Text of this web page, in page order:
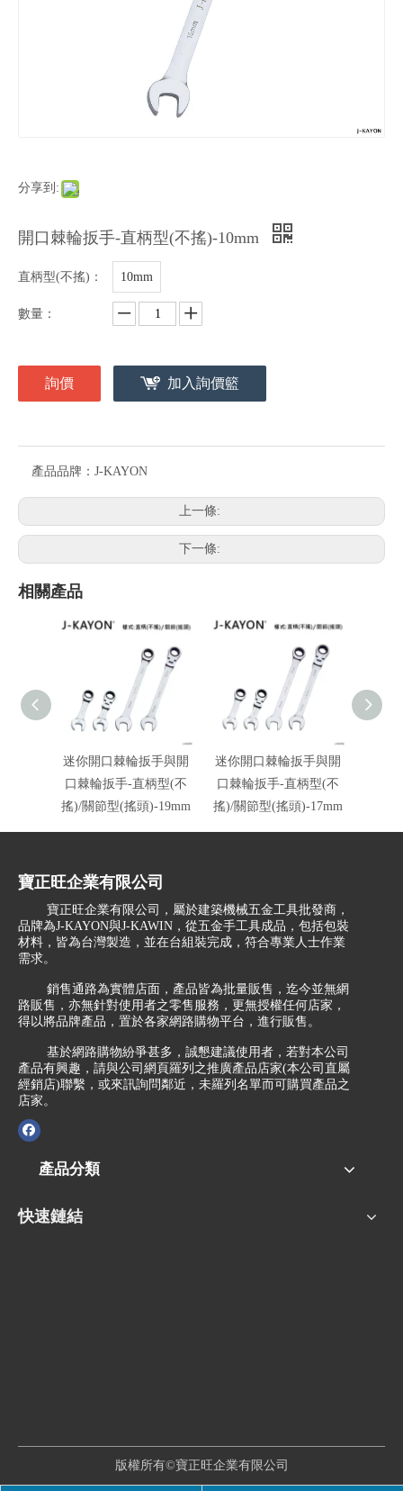
分享到:
開口棘輪扳手-直柄型(不搖)-10mm
直柄型(不搖)： 10mm
數量：
詢價 加入詢價籃
產品品牌： J-KAYON
上一條:
下一條:
相關產品
迷你開口棘輪扳手與開
口棘輪扳手-直柄型(不
搖)/關節型(搖頭)-19mm
迷你開口棘輪扳手與開
口棘輪扳手-直柄型(不
搖)/關節型(搖頭)-17mm
寶正旺企業有限公司
寶正旺企業有限公司，屬於建築機械五金工具批發商，
品牌為J-KAYON與J-KAWIN，從五金手工具成品，包括包裝
材料，皆為台灣製造，並在台組裝完成，符合專業人士作業
需求。
銷售通路為實體店面，產品皆為批量販售，迄今並無網
路販售，亦無針對使用者之零售服務，更無授權任何店家，
得以將品牌產品，置於各家網路購物平台，進行販售。
基於網路購物紛爭甚多，誠懇建議使用者，若對本公司
產品有興趣，請與公司網頁羅列之推廣產品店家(本公司直屬
經銷店)聯繫，或來訊詢問鄰近，未羅列名單而可購買產品之
店家。
產品分類
快速鏈結
版權所有©寶正旺企業有限公司